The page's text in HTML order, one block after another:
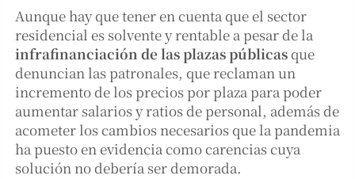
Aunque hay que tener en cuenta que el sector
residencial es solvente y rentable a pesar de la
infrafinanciación de las plazas públicasque
denuncian las patronales, que reclaman un
incremento de los precios por plaza para poder
aumentar salarios y ratios de personal, además de
acometer los cambios necesarios que la pandemia
ha puesto en evidencia como carencias cuya
solución no debería ser demorada.